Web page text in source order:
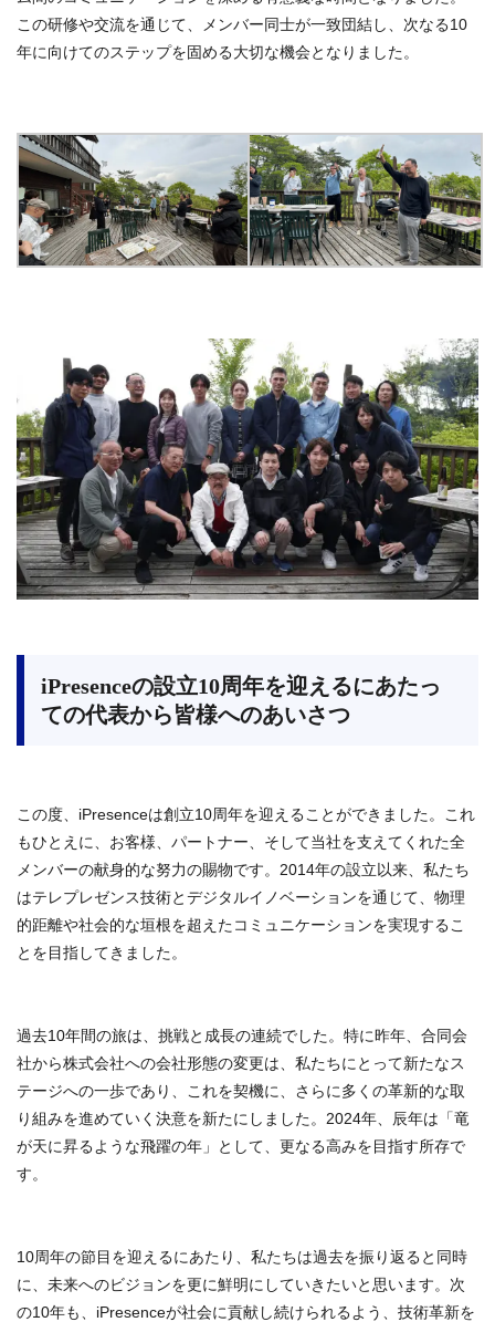
この研修や交流を通じて、メンバー同士が一致団結し、次なる10
年に向けてのステップを固める大切な機会となりました。
iPresenceの設立10周年を迎えるにあたっ
ての代表から皆様へのあいさつ
この度、iPresenceは創立10周年を迎えることができました。これ
もひとえに、お客様、パートナー、そして当社を支えてくれた全
メンバーの献身的な努力の賜物です。2014年の設立以来、私たち
はテレプレゼンス技術とデジタルイノベーションを通じて、物理
的距離や社会的な垣根を超えたコミュニケーションを実現するこ
とを目指してきました。
過去10年間の旅は、挑戦と成長の連続でした。特に昨年、合同会
社から株式会社への会社形態の変更は、私たちにとって新たなス
テージへの一歩であり、これを契機に、さらに多くの革新的な取
り組みを進めていく決意を新たにしました。2024年、辰年は「竜
が天に昇るような飛躍の年」として、更なる高みを目指す所存で
す。
10周年の節目を迎えるにあたり、私たちは過去を振り返ると同時
に、未来へのビジョンを更に鮮明にしていきたいと思います。次
の10年も、iPresenceが社会に貢献し続けられるよう、技術革新を